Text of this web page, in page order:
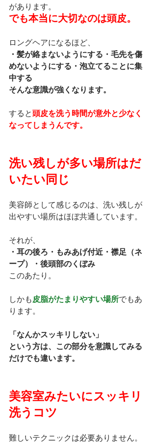
があります。
でも本当に大切なのは頭皮。
ロングヘアになるほど、
・髪が絡まないようにする・毛先を傷
めないようにする・泡立てることに集
中する
そんな意識が強くなります。
すると頭皮を洗う時間が意外と少なく
なってしまうんです。
洗い残しが多い場所はだ
いたい同じ
美容師として感じるのは、洗い残しが
出やすい場所はほぼ共通しています。
それが、
・耳の後ろ・もみあげ付近・襟足（ネ
ープ）・後頭部のくぼみ
このあたり。
しかも皮脂がたまりやすい場所でもあ
ります。
「なんかスッキリしない」
という方は、この部分を意識してみる
だけでも違います。
美容室みたいにスッキリ
洗うコツ
難しいテクニックは必要ありません。